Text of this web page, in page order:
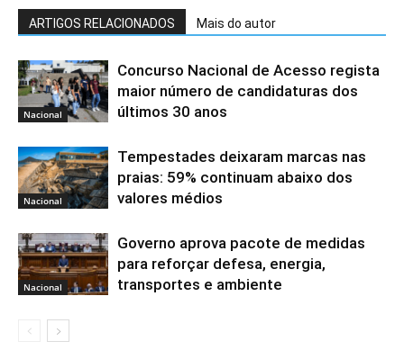
ARTIGOS RELACIONADOS Mais do autor
Nacional
Concurso Nacional de Acesso regista
maior número de candidaturas dos
últimos 30 anos
Nacional
Tempestades deixaram marcas nas
praias: 59% continuam abaixo dos
valores médios
Nacional
Governo aprova pacote de medidas
para reforçar defesa, energia,
transportes e ambiente